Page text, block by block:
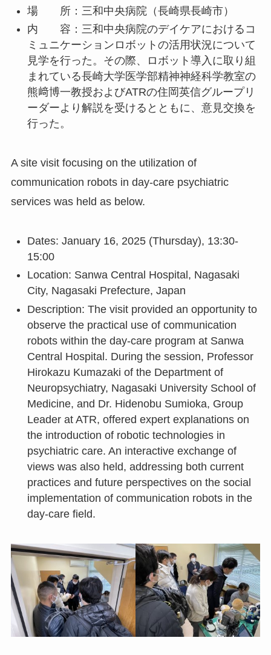
場 所：三和中央病院（長崎県長崎市）
内 容：三和中央病院のデイケアにおけるコ
ミュニケーションロボットの活用状況について
見学を行った。その際、ロボット導入に取り組
まれている長崎大学医学部精神神経科学教室の
熊﨑博一教授およびATRの住岡英信グループリ
ーダーより解説を受けるとともに、意見交換を
行った。
A site visit focusing on the utilization of
communication robots in day-care psychiatric
services was held as below.
Dates: January 16, 2025 (Thursday), 13:30-
15:00
Location: Sanwa Central Hospital, Nagasaki
City, Nagasaki Prefecture, Japan
Description: The visit provided an opportunity to
observe the practical use of communication
robots within the day-care program at Sanwa
Central Hospital. During the session, Professor
Hirokazu Kumazaki of the Department of
Neuropsychiatry, Nagasaki University School of
Medicine, and Dr. Hidenobu Sumioka, Group
Leader at ATR, offered expert explanations on
the introduction of robotic technologies in
psychiatric care. An interactive exchange of
views was also held, addressing both current
practices and future perspectives on the social
implementation of communication robots in the
day-care field.